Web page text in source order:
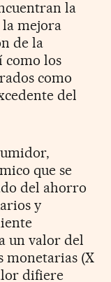
la
mejora
de la
como los
como
del
que se
del ahorro
y
un valor del
monetarias (X
difiere